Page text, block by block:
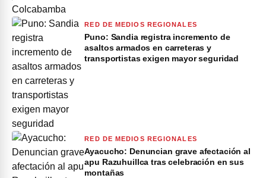
RED DE MEDIOS REGIONALES
Puno: Sandia registra incremento de
asaltos armados en carreteras y
transportistas exigen mayor seguridad
RED DE MEDIOS REGIONALES
Ayacucho: Denuncian grave afectación al
apu Razuhuillca tras celebración en sus
montañas